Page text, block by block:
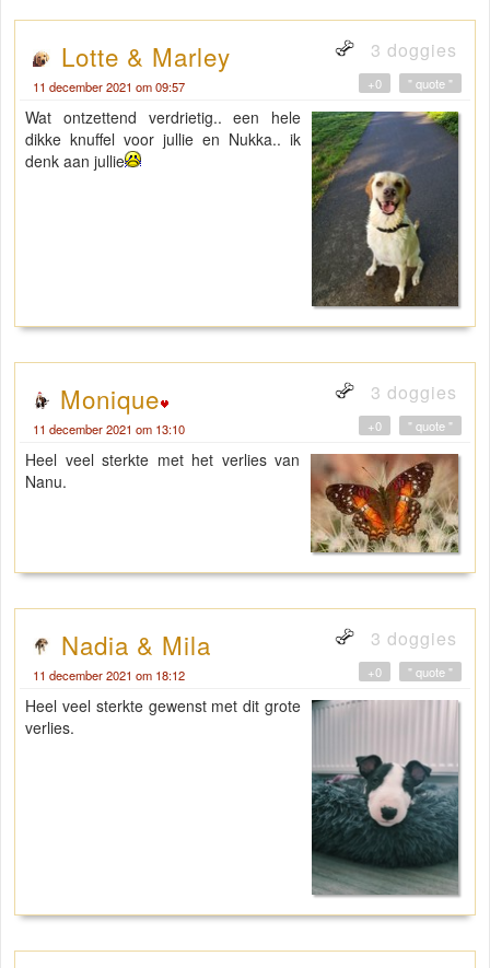
Lotte & Marley 3 doggies
11 december 2021 om 09:57 " quote "
+0
Wat ontzettend verdrietig.. een hele
dikke knuffel voor jullie en Nukka.. ik
denk aan jullie
Monique 3 doggies
11 december 2021 om 13:10 " quote "
+0
Heel veel sterkte met het verlies van
Nanu.
Nadia & Mila 3 doggies
11 december 2021 om 18:12 " quote "
+0
Heel veel sterkte gewenst met dit grote
verlies.